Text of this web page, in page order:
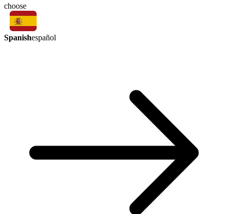
choose
Spanishespañol